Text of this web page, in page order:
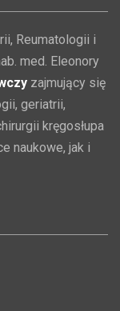
Reumatologii i
med. Eleonory
zajmujący się
geriatrii,
kręgosłupa
naukowe, jak i